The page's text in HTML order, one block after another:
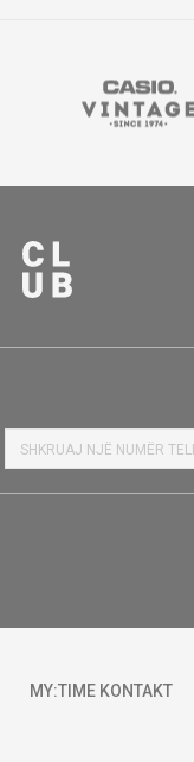
MY:TIME KONTAKT